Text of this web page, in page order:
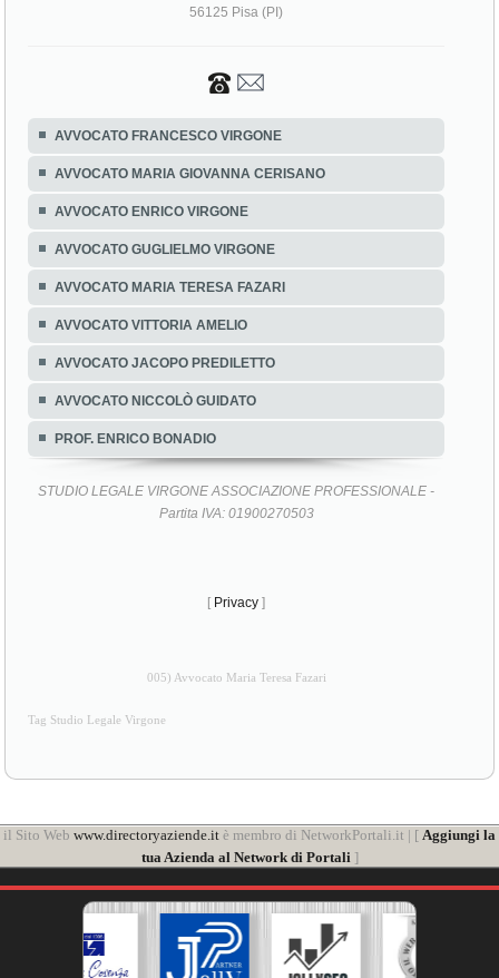
56125 Pisa (PI)
AVVOCATO FRANCESCO VIRGONE
AVVOCATO MARIA GIOVANNA CERISANO
AVVOCATO ENRICO VIRGONE
AVVOCATO GUGLIELMO VIRGONE
AVVOCATO MARIA TERESA FAZARI
AVVOCATO VITTORIA AMELIO
AVVOCATO JACOPO PREDILETTO
AVVOCATO NICCOLÒ GUIDATO
PROF. ENRICO BONADIO
STUDIO LEGALE VIRGONE ASSOCIAZIONE PROFESSIONALE -
Partita IVA: 01900270503
[ Privacy ]
005) Avvocato Maria Teresa Fazari
Tag Studio Legale Virgone
il Sito Web www.directoryaziende.it è membro di NetworkPortali.it | [ Aggiungi la
tua Azienda al Network di Portali ]